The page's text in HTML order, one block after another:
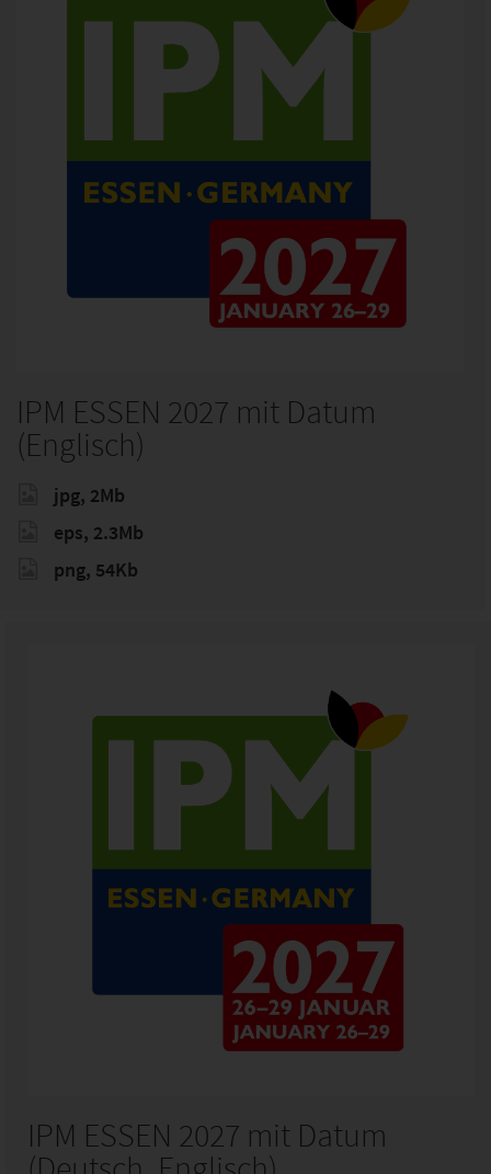
IPM ESSEN 2027 mit Datum
(Englisch)
jpg, 2Mb
eps, 2.3Mb
png, 54Kb
IPM ESSEN 2027 mit Datum